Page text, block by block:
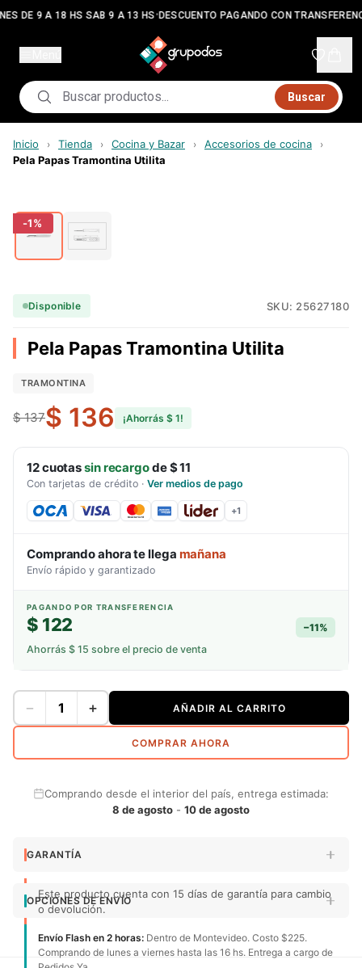
DE 9 A 18 HS SAB 9 A 13 HS•DESCUENTO PAGANDO CON
Buscar
Inicio › Tienda › Cocina y Bazar › Accesorios de cocina ›
Pela Papas Tramontina Utilita
-1%
Disponible SKU: 25627180
Pela Papas Tramontina Utilita
TRAMONTINA
$ 137$ 136 ¡Ahorrás $ 1!
12cuotassin recargode$ 11
Con tarjetas de crédito · Ver medios de pago
+1
Comprando ahora te llega mañana
Envío rápido y garantizado
PAGANDO POR TRANSFERENCIA
$ 122 −11%
Ahorrás $ 15 sobre el precio de venta
− + AÑADIR AL CARRITO
COMPRAR AHORA
Comprando desde el interior del país, entrega estimada:
8 de agosto - 10 de agosto
GARANTÍA
Este producto cuenta con 15 días de garantía para cambio
o devolución.
OPCIONES DE ENVÍO
Envío Flash en 2 horas: Dentro de Montevideo. Costo $225.
Comprando de lunes a viernes hasta las 16 hs. Entrega a cargo de